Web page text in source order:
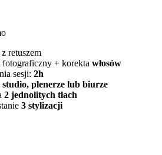
z retuszem
fotograficzny + korekta włosów
sesji: 2h
studio, plenerze lub biurze
2 jednolitych tłach
3 stylizacji